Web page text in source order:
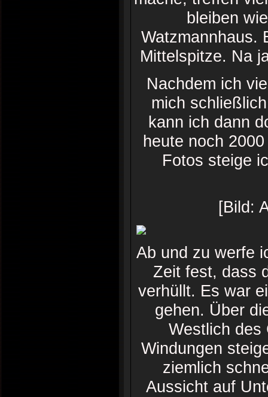
bleiben
Watzmannhaus.
Mittelspitze. Na
Nachdem ich
mich
kann ich dann
heute noch
Fotos steige
[Bild:
Ab und zu werfe
Zeit fest, dass
verhüllt. Es war
gehen. Über
Westlich des
Windungen
ziemlich
Aussicht auf